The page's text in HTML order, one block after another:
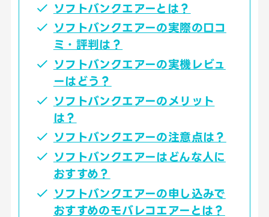
ソフトバンクエアーとは？
ソフトバンクエアーの実際の口コ
ミ・評判は？
ソフトバンクエアーの実機レビュ
ーはどう？
ソフトバンクエアーのメリット
は？
ソフトバンクエアーの注意点は？
ソフトバンクエアーはどんな人に
おすすめ？
ソフトバンクエアーの申し込みで
おすすめのモバレコエアーとは？